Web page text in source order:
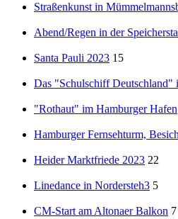
Straßenkunst in
Abend/Regen in der
Santa Pauli 2023 15
Das "Schulschiff Deutschland"
"Rothaut" im Hamburger Hafen
Hamburger Fernsehturm,
Heider Marktfriede 2023 22
Linedance in Nordersteh3 5
CM-Start am Altonaer Balkon 7